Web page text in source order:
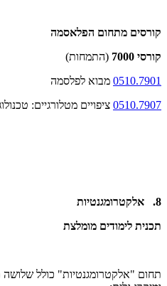
קורסים מתחום הפלאסמה
קורסי 7000
(התמחות)
0510.7901 מבוא לפלסמה
0510.7907 ציפויים מטלורגיים:
8. אלקטרומגנטיות
תכנית לימודים מומלצת
תחום "אלקטרומגנטיות" כולל שלושה